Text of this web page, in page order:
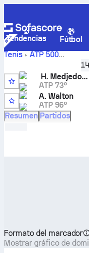
Tendencias Fútbol
Tenis
ATP 500
London, Great
Hamad Medjedović
y resultados cara a cara
2
H. Medjedović
ATP 73º
A. Walton
ATP 96º
Resumen Partidos
Formato del marcador
Mostrar gráfico de